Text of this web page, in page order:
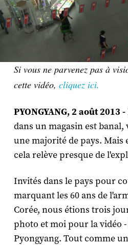
Si vous ne parvenez pas à
cette vidéo, cliquez ici.
PYONGYANG, 2 août 2013 -
dans un magasin est
une majorité de pays. Mais
cela relève presque de
Invités dans le pays pour
marquant les 60 ans de
Corée, nous étions trois
photo et moi pour la vidéo
Pyongyang. Tout comme